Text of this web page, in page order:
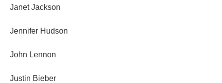
Janet Jackson
Jennifer Hudson
John Lennon
Justin Bieber